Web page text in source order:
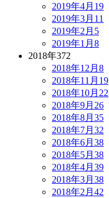
2019年4月 19
2019年3月 11
2019年2月 5
2019年1月 8
2018年372
2018年12月 8
2018年11月 19
2018年10月 22
2018年9月 26
2018年8月 35
2018年7月 32
2018年6月 38
2018年5月 38
2018年4月 39
2018年3月 38
2018年2月 42